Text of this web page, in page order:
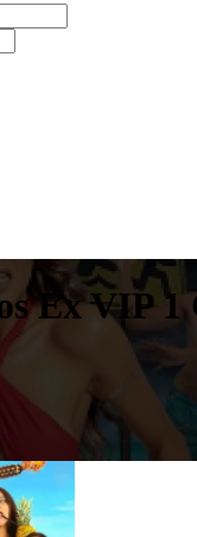
Ex VIP